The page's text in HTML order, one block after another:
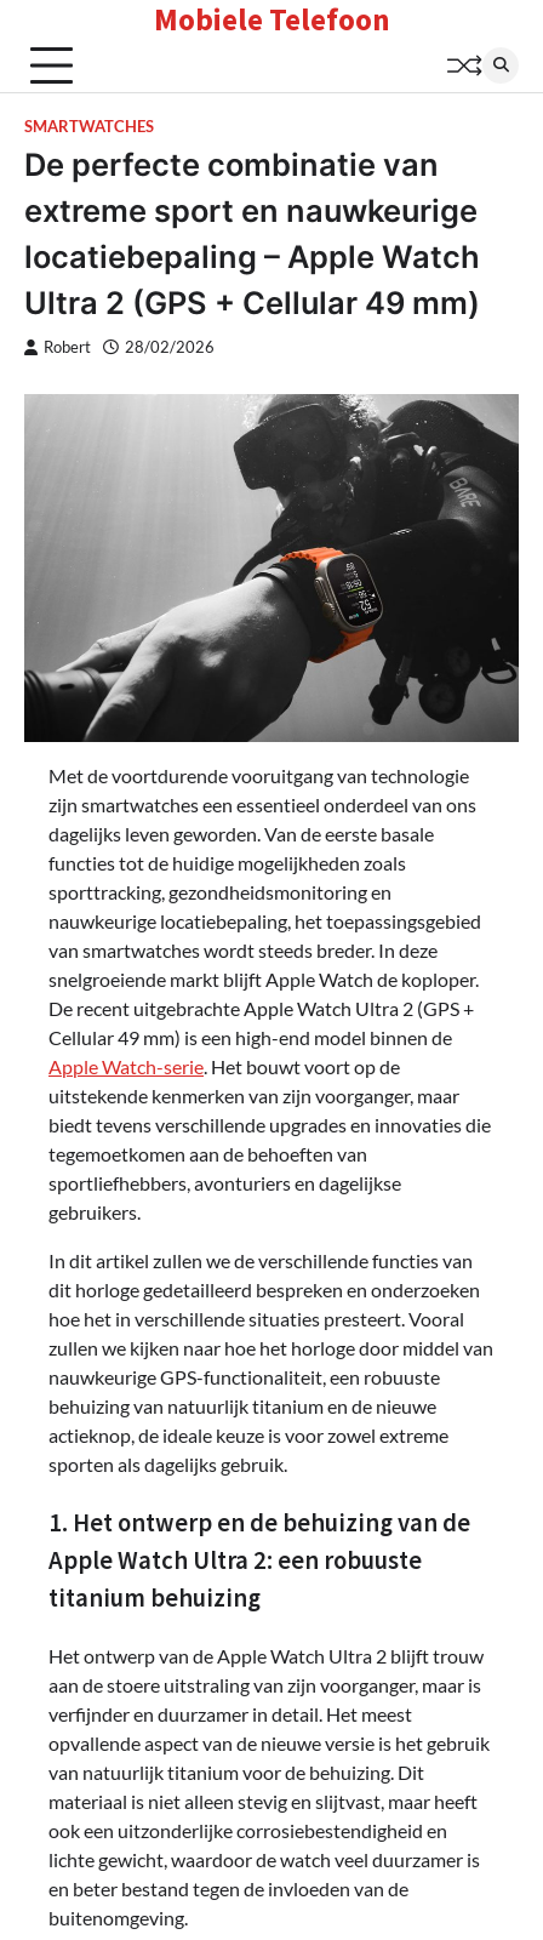
content
Mobiele Telefoon
SMARTWATCHES
De perfecte combinatie van
extreme sport en nauwkeurige
locatiebepaling – Apple Watch
Ultra 2 (GPS + Cellular 49 mm)
Robert 28/02/2026
Met de voortdurende vooruitgang van technologie
zijn smartwatches een essentieel onderdeel van ons
dagelijks leven geworden. Van de eerste basale
functies tot de huidige mogelijkheden zoals
sporttracking, gezondheidsmonitoring en
nauwkeurige locatiebepaling, het toepassingsgebied
van smartwatches wordt steeds breder. In deze
snelgroeiende markt blijft Apple Watch de koploper.
De recent uitgebrachte Apple Watch Ultra 2 (GPS +
Cellular 49 mm) is een high-end model binnen de
Apple Watch-serie. Het bouwt voort op de
uitstekende kenmerken van zijn voorganger, maar
biedt tevens verschillende upgrades en innovaties die
tegemoetkomen aan de behoeften van
sportliefhebbers, avonturiers en dagelijkse
gebruikers.
In dit artikel zullen we de verschillende functies van
dit horloge gedetailleerd bespreken en onderzoeken
hoe het in verschillende situaties presteert. Vooral
zullen we kijken naar hoe het horloge door middel van
nauwkeurige GPS-functionaliteit, een robuuste
behuizing van natuurlijk titanium en de nieuwe
actieknop, de ideale keuze is voor zowel extreme
sporten als dagelijks gebruik.
1. Het ontwerp en de behuizing van de
Apple Watch Ultra 2: een robuuste
titanium behuizing
Het ontwerp van de Apple Watch Ultra 2 blijft trouw
aan de stoere uitstraling van zijn voorganger, maar is
verfijnder en duurzamer in detail. Het meest
opvallende aspect van de nieuwe versie is het gebruik
van natuurlijk titanium voor de behuizing. Dit
materiaal is niet alleen stevig en slijtvast, maar heeft
ook een uitzonderlijke corrosiebestendigheid en
lichte gewicht, waardoor de watch veel duurzamer is
en beter bestand tegen de invloeden van de
buitenomgeving.